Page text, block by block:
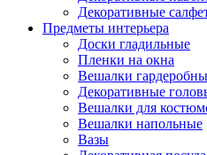
Декоративные
Предметы интерьера
Доски гладильные
Пленки на окна
Вешалки
Декоративные
Вешалки для
Вешалки напольные
Вазы